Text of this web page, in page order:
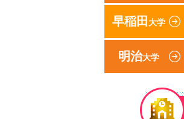
早稲田 大学
明治大学